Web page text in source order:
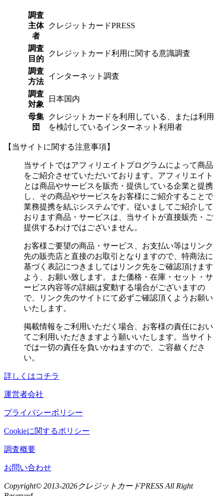
調査
主体
者
クレジットカードPRESS
調査
目的
クレジットカード利用に関する意識調査
調査
方法
インターネット調査
調査
対象
日本国内
母集
団
クレジットカードを利用している、または利用
を検討しているインターネット利用者
【当サイトに関する注意事項】
当サイトではアフィリエイトプログラムによって商品
をご紹介させていただいております。アフィリエイト
とは商品やサービスを販売・提供している企業と提携
し、その商品やサービスをお客様にご紹介することで
業務提携を結ぶシステムです。従いましてご紹介して
おります商品・サービスは、当サイトが直接販売・ご
提供するわけではございません。
お客様ご要望の商品・サービス、お支払い等はリンク
先の販売店と直接のお取引となりますので、特商法に
基づく表記につきましてはリンク先をご確認頂けます
よう、お願い致します。また価格・在庫・セット・サ
ービス内容等の詳細は変動する場合がございますの
で、リンク先のサイトにて必ずご確認頂くようお願い
いたします。
掲載情報をご利用いただく場合、お客様の責任におい
てご利用いただきますよう願いいたします。当サイト
では一切の責任を負いかねますので、ご容赦くださ
い。
詳しくはコチラ
運営者会社
プライバシーポリシー
Cookieに関するポリシー
調査概要
お問い合わせ
Copyright© 2013-2026クレジットカードPRESS All Right